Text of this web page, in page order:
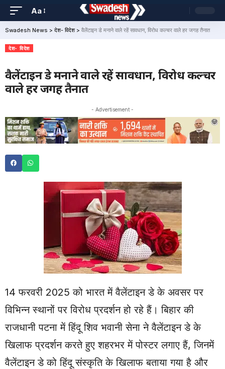
Aa
Swadesh News > देश- विदेश> वैलेंटाइन डे मनाने वाले रहें सावधान, विरोध कल्चर वाले हर जगह तैनात
देश- विदेश
वैलेंटाइन डे मनाने वाले रहें सावधान, विरोध कल्चर
वाले हर जगह तैनात
- Advertisement -
14 फरवरी 2025 को भारत में वैलेंटाइन डे के अवसर पर
विभिन्न स्थानों पर विरोध प्रदर्शन हो रहे हैं। बिहार की
राजधानी पटना में हिंदू शिव भवानी सेना ने वैलेंटाइन डे के
खिलाफ प्रदर्शन करते हुए शहरभर में पोस्टर लगाए हैं, जिनमें
वैलेंटाइन डे को हिंदू संस्कृति के खिलाफ बताया गया है और